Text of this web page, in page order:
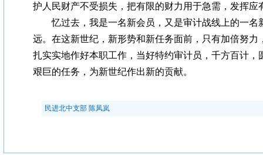
护人民财产不受损失，把有限的财力用于急需，发挥应
忆过去，我是一名新会员，又是审计战线上的一名
远。在这新世纪，新形势和新任务面前，只有加倍努力
扎实实地作好本职工作，当好特约审计员，千方百计，
艰巨的任务，为新世纪作出新的贡献。
民进北中支部 陈凤岚